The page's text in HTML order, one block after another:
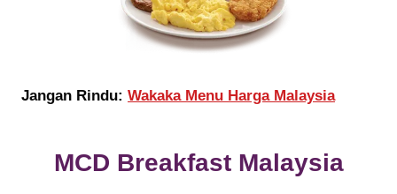
Jangan Rindu: Wakaka Menu Harga Malaysia
MCD BreakfastMalaysia